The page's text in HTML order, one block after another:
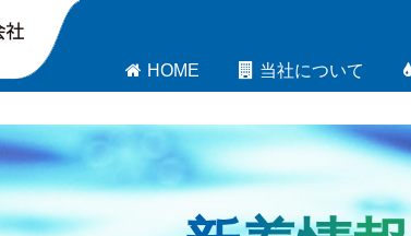
HOME 当社について